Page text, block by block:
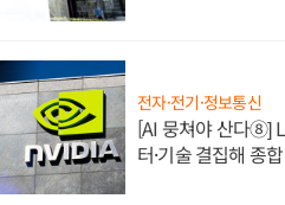
전자·전기·정보통신
[AI 뭉쳐야 산다⑧]
터·기술 결집해 종